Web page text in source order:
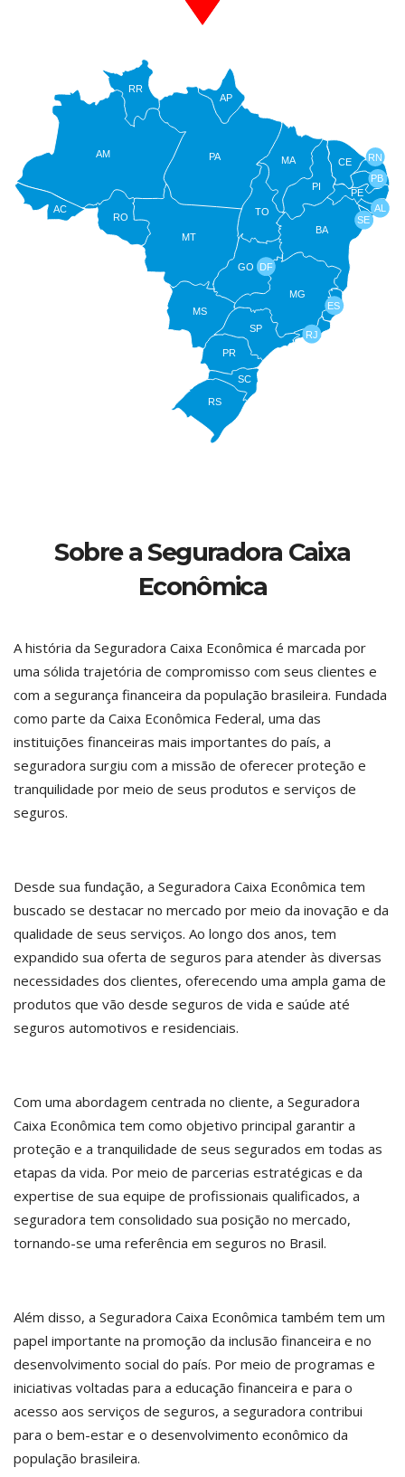
TO
BA
SE
PE
AL
RN
CE
PI
MA
AP
PA
RR
AM
AC
RO
MT
MS
GO
PR
SC
RS
SP
MG
RJ
ES
DF
PB
Sobre a Seguradora Caixa
Econômica
A história da Seguradora Caixa Econômica é marcada por
uma sólida trajetória de compromisso com seus clientes e
com a segurança financeira da população brasileira. Fundada
como parte da Caixa Econômica Federal, uma das
instituições financeiras mais importantes do país, a
seguradora surgiu com a missão de oferecer proteção e
tranquilidade por meio de seus produtos e serviços de
seguros.
Desde sua fundação, a Seguradora Caixa Econômica tem
buscado se destacar no mercado por meio da inovação e da
qualidade de seus serviços. Ao longo dos anos, tem
expandido sua oferta de seguros para atender às diversas
necessidades dos clientes, oferecendo uma ampla gama de
produtos que vão desde seguros de vida e saúde até
seguros automotivos e residenciais.
Com uma abordagem centrada no cliente, a Seguradora
Caixa Econômica tem como objetivo principal garantir a
proteção e a tranquilidade de seus segurados em todas as
etapas da vida. Por meio de parcerias estratégicas e da
expertise de sua equipe de profissionais qualificados, a
seguradora tem consolidado sua posição no mercado,
tornando-se uma referência em seguros no Brasil.
Além disso, a Seguradora Caixa Econômica também tem um
papel importante na promoção da inclusão financeira e no
desenvolvimento social do país. Por meio de programas e
iniciativas voltadas para a educação financeira e para o
acesso aos serviços de seguros, a seguradora contribui
para o bem-estar e o desenvolvimento econômico da
população brasileira.